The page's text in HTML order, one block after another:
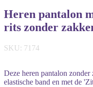
Heren pantalon
rits zonder
SKU: 7174
Deze heren pantalon
elastische band en met de